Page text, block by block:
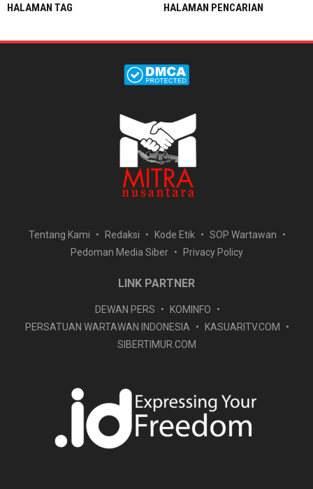
HALAMAN TAG
HALAMAN PENCARIAN
Tentang Kami Redaksi Kode Etik
SOP Wartawan
Pedoman Media Siber
Privacy Policy
LINK PARTNER
DEWAN PERS
KOMINFO
PERSATUAN WARTAWAN INDONESIA
KASUARITV.COM
SIBERTIMUR.COM